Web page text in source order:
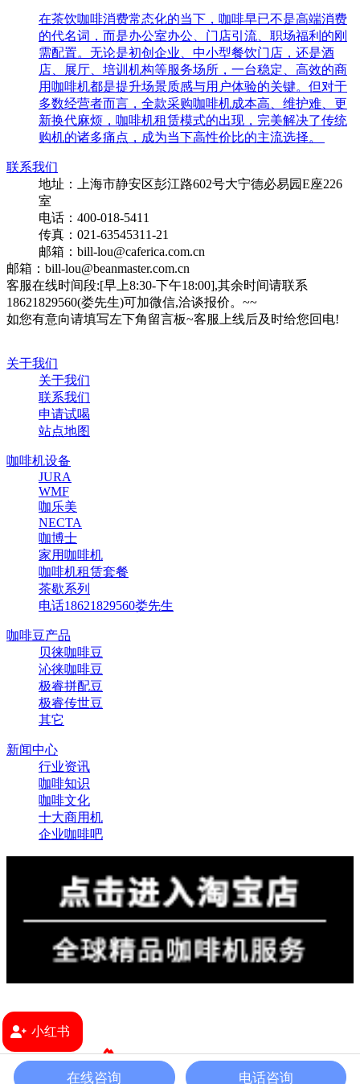
在茶饮咖啡消费常态化的当下，咖啡早已不是高端消费
的代名词，而是办公室办公、门店引流、职场福利的刚
需配置。无论是初创企业、中小型餐饮门店，还是酒
店、展厅、培训机构等服务场所，一台稳定、高效的商
用咖啡机都是提升场景质感与用户体验的关键。但对于
多数经营者而言，全款采购咖啡机成本高、维护难、更
新换代麻烦，咖啡机租赁模式的出现，完美解决了传统
购机的诸多痛点，成为当下高性价比的主流选择。
联系我们
地址：上海市静安区彭江路602号大宁德必易园E座226
室
电话：400-018-5411
传真：021-63545311-21
邮箱：bill-lou@caferica.com.cn
邮箱：bill-lou@beanmaster.com.cn
客服在线时间段:[早上8:30-下午18:00],其余时间请联系
18621829560(娄先生)可加微信,洽谈报价。~~
如您有意向请填写左下角留言板~客服上线后及时给您回电!
关于我们
关于我们
联系我们
申请试喝
站点地图
咖啡机设备
JURA
WMF
咖乐美
NECTA
咖博士
家用咖啡机
咖啡机租赁套餐
茶歇系列
电话18621829560娄先生
咖啡豆产品
贝徕咖啡豆
沁徕咖啡豆
极睿拼配豆
极睿传世豆
其它
新闻中心
行业资讯
咖啡知识
咖啡文化
十大商用机
企业咖啡吧
小红书
2024 版权所有 ©上海极睿食品销售有限公司 沪ICP备
08107677号
沪公网安备31010602008081 咖啡机租赁网
在线咨询 电话咨询